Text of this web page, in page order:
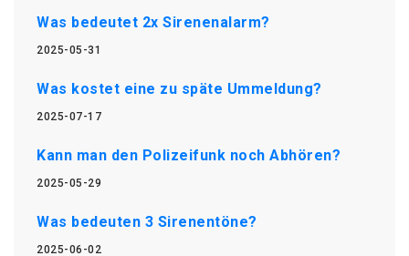
Was bedeutet 2x Sirenenalarm?
2025-05-31
Was kostet eine zu späte Ummeldung?
2025-07-17
Kann man den Polizeifunk noch Abhören?
2025-05-29
Was bedeuten 3 Sirenentöne?
2025-06-02